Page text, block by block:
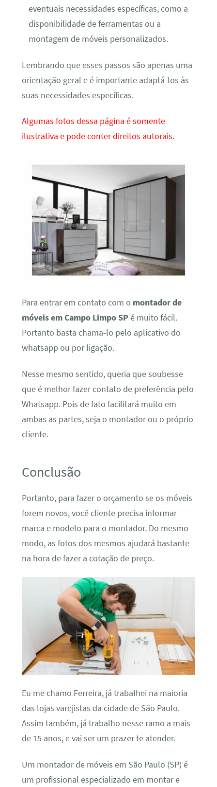
eventuais necessidades específicas, como a
disponibilidade de ferramentas ou a
montagem de móveis personalizados.
Lembrando que esses passos são apenas uma
orientação geral e é importante adaptá-los às
suas necessidades específicas.
Algumas fotos dessa página é somente
ilustrativa e pode conter direitos autorais.
Para entrar em contato com o montador de
móveis em Campo Limpo SP é muito fácil.
Portanto basta chama-lo pelo aplicativo do
whatsapp ou por ligação.
Nesse mesmo sentido, queria que soubesse
que é melhor fazer contato de preferência pelo
Whatsapp. Pois de fato facilitará muito em
ambas as partes, seja o montador ou o próprio
cliente.
Conclusão
Portanto, para fazer o orçamento se os móveis
forem novos, você cliente precisa informar
marca e modelo para o montador. Do mesmo
modo, as fotos dos mesmos ajudará bastante
na hora de fazer a cotação de preço.
Eu me chamo Ferreira, já trabalhei na maioria
das lojas varejistas da cidade de São Paulo.
Assim também, já trabalho nesse ramo a mais
de 15 anos, e vai ser um prazer te atender.
Um montador de móveis em São Paulo (SP) é
um profissional especializado em montar e